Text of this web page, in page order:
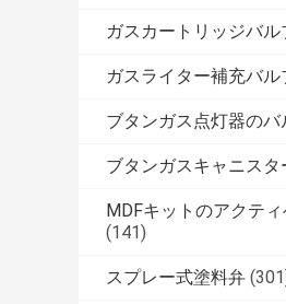
ガスカートリッジバル
ガスライター補充バル
ブタンガス点灯器のバ
ブタンガスキャニスタ
MDFキットのアクテ
(141)
スプレー式塗料弁